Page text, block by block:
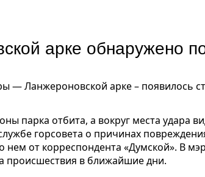
арке обнаружено
— Ланжероновской арке – появилось
парка отбита, а вокруг места удара
горсовета о причинах
нем от корреспондента «Думской». В
происшествия в ближайшие дни.